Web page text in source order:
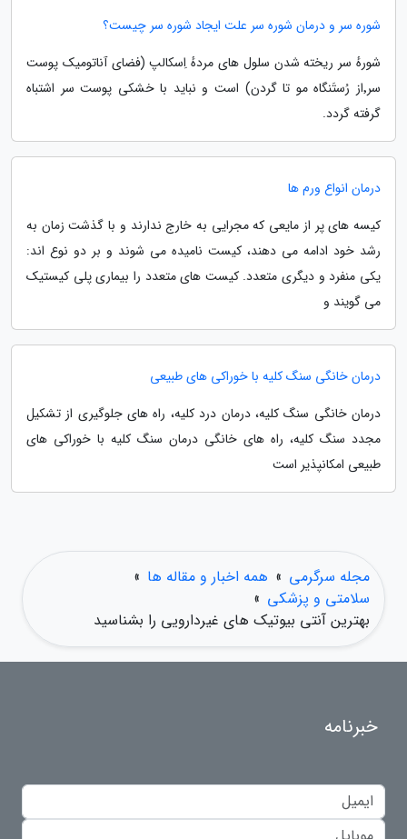
شوره سر و درمان شوره سر علت ایجاد شوره سر چیست؟
شورهٔ سر ریخته شدن سلول های مردهٔ اِسکالپ (فضای آناتومیک پوست
سر٬از رُستَنگاه مو تا گردن) است و نباید با خشکی پوست سر اشتباه
گرفته گردد.
درمان انواع ورم ها
کیسه های پر از مایعی که مجرایی به خارج ندارند و با گذشت زمان به
رشد خود ادامه می دهند، کیست نامیده می شوند و بر دو نوع اند:
یکی منفرد و دیگری متعدد. کیست های متعدد را بیماری پلی کیستیک
می گویند و
درمان خانگی سنگ کلیه با خوراکی های طبیعی
درمان خانگی سنگ کلیه، درمان درد کلیه، راه های جلوگیری از تشکیل
مجدد سنگ کلیه، راه های خانگی درمان سنگ کلیه با خوراکی های
طبیعی امکانپذیر است
مجله سرگرمی » همه اخبار و مقاله ها »
سلامتی و پزشکی »
بهترین آنتی بیوتیک های غیردارویی را بشناسید
خبرنامه